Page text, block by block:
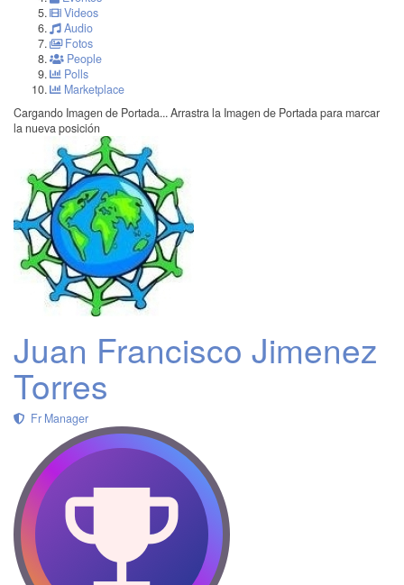
Videos
Audio
Fotos
People
Polls
Marketplace
Cargando Imagen de Portada... Arrastra la Imagen de Portada para marcar
la nueva posición
Juan Francisco Jimenez
Torres
Fr Manager